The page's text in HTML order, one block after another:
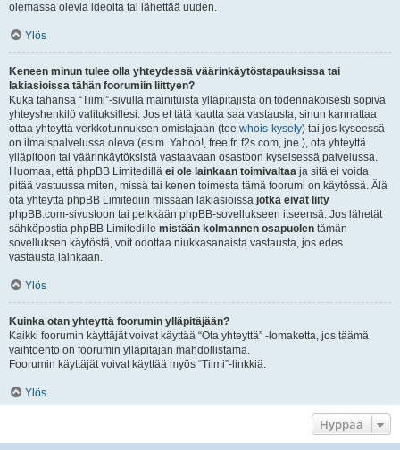
olemassa olevia ideoita tai lähettää uuden.
Ylös
Keneen minun tulee olla yhteydessä väärinkäytöstapauksissa tai
lakiasioissa tähän foorumiin liittyen?
Kuka tahansa “Tiimi”-sivulla mainituista ylläpitäjistä on todennäköisesti sopiva
yhteyshenkilö valituksillesi. Jos et tätä kautta saa vastausta, sinun kannattaa
ottaa yhteyttä verkkotunnuksen omistajaan (tee whois-kysely) tai jos kyseessä
on ilmaispalvelussa oleva (esim. Yahoo!, free.fr, f2s.com, jne.), ota yhteyttä
ylläpitoon tai väärinkäytöksistä vastaavaan osastoon kyseisessä palvelussa.
Huomaa, että phpBB Limitedillä ei ole lainkaan toimivaltaa ja sitä ei voida
pitää vastuussa miten, missä tai kenen toimesta tämä foorumi on käytössä. Älä
ota yhteyttä phpBB Limitediin missään lakiasioissa jotka eivät liity
phpBB.com-sivustoon tai pelkkään phpBB-sovellukseen itseensä. Jos lähetät
sähköpostia phpBB Limitedille mistään kolmannen osapuolen tämän
sovelluksen käytöstä, voit odottaa niukkasanaista vastausta, jos edes
vastausta lainkaan.
Ylös
Kuinka otan yhteyttä foorumin ylläpitäjään?
Kaikki foorumin käyttäjät voivat käyttää “Ota yhteyttä” -lomaketta, jos täämä
vaihtoehto on foorumin ylläpitäjän mahdollistama.
Foorumin käyttäjät voivat käyttää myös “Tiimi”-linkkiä.
Ylös
Hyppää